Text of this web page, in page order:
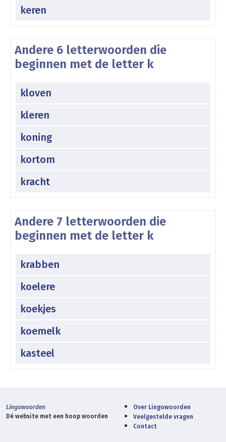
keren
Andere 6 letterwoorden die
beginnen met de letter k
kloven
kleren
koning
kortom
kracht
Andere 7 letterwoorden die
beginnen met de letter k
krabben
koelere
koekjes
koemelk
kasteel
Lingowoorden
Dé website met een hoop woorden
Over Lingowoorden
Veelgestelde vragen
Contact